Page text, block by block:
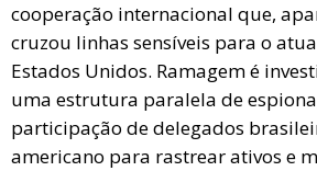
cooperação internacional que,
cruzou linhas sensíveis para o
Estados Unidos. Ramagem é
uma estrutura paralela de
participação de delegados
americano para rastrear ativos e